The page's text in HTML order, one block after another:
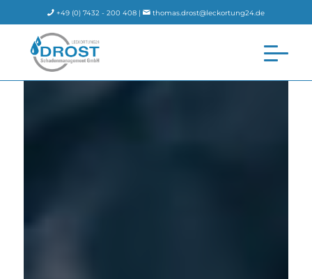
+49 (0) 7432 - 200 408 | thomas.drost@leckortung24.de